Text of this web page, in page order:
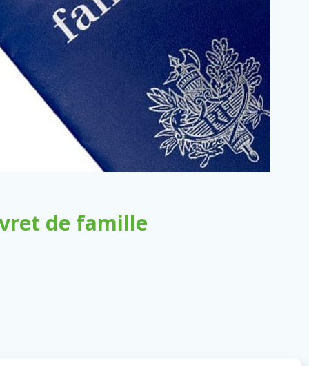
de famille